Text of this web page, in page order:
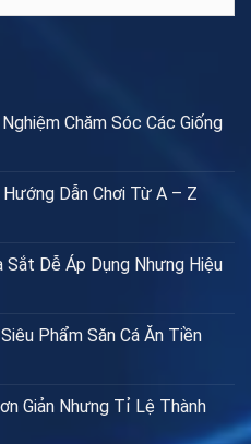
Chăm Sóc Các Giống
Dẫn Chơi Từ A – Z
Sắt Dễ Áp Dụng Nhưng Hiệu
Phẩm Săn Cá Ăn Tiền
Giản Nhưng Tỉ Lệ Thành